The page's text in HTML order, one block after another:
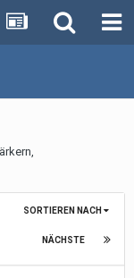
SORTIEREN NACH
NÄCHSTE